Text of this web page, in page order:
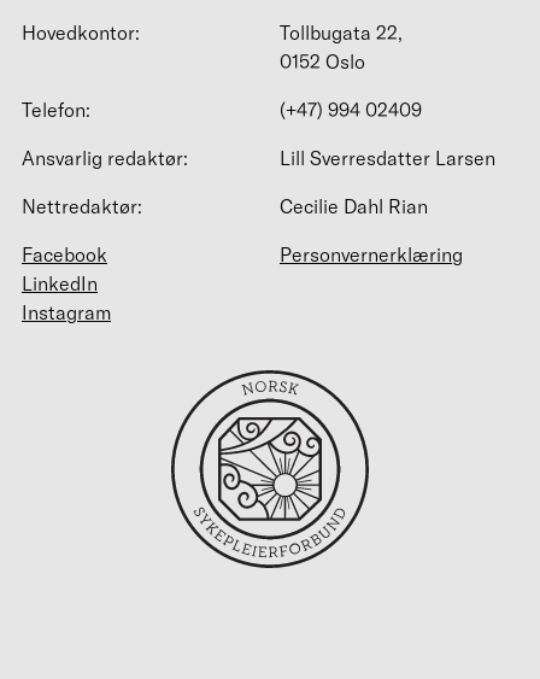
Hovedkontor:
Tollbugata 22,
0152 Oslo
Telefon:
(+47) 994 02409
Ansvarlig redaktør:
Lill Sverresdatter Larsen
Nettredaktør:
Cecilie Dahl Rian
Facebook
LinkedIn
Instagram
Personvernerklæring